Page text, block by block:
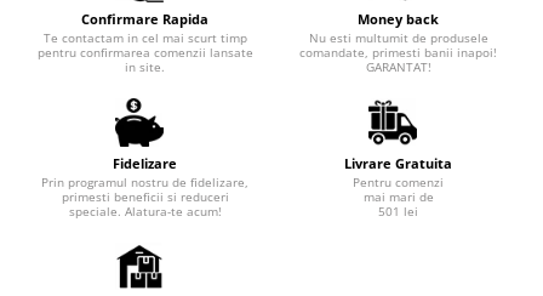
Confirmare Rapida
Te contactam in cel mai scurt timp
pentru confirmarea comenzii lansate
in site.
Money back
Nu esti multumit de produsele
comandate, primesti banii inapoi!
GARANTAT!
Fidelizare
Prin programul nostru de fidelizare,
primesti beneficii si reduceri
speciale. Alatura-te acum!
Livrare Gratuita
Pentru comenzi
mai mari de
501 lei